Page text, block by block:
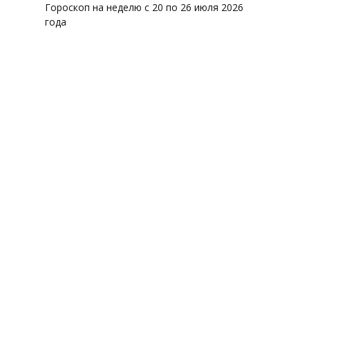
Гороскоп на неделю с 20 по 26 июля 2026
года